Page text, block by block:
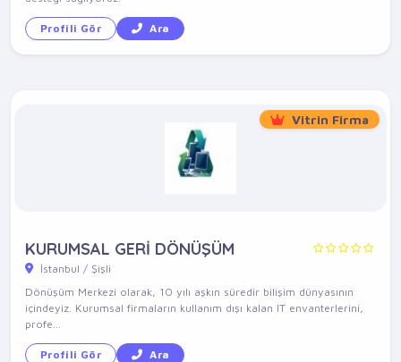
Profili Gör Ara
Vitrin Firma
KURUMSAL GERİ DÖNÜŞÜM
İstanbul / Şişli
Dönüşüm Merkezi olarak, 10 yılı aşkın süredir bilişim dünyasının
içindeyiz. Kurumsal firmaların kullanım dışı kalan IT envanterlerini,
profe...
Profili Gör Ara